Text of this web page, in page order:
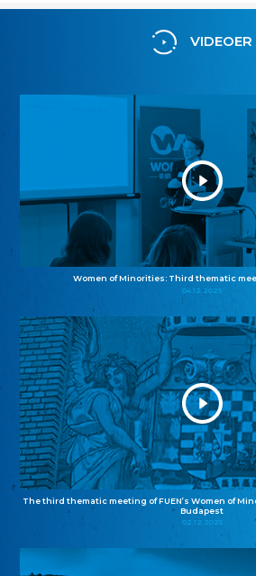
VIDEOER
Women of Minorities: Third thematic
04.12.2025
The third thematic meeting of FUEN’s Women of
Budapest
02.12.2025